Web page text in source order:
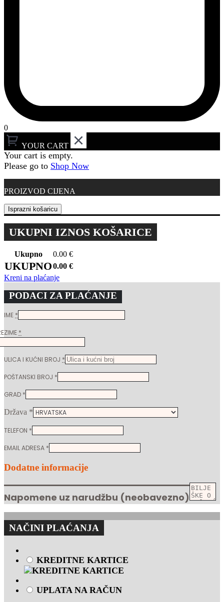
0
YOUR CART
Your cart is empty.
Please go to Shop Now
PROIZVOD CIJENA
Isprazni košaricu
UKUPNI IZNOS KOŠARICE
Ukupno 0.00 €
UKUPNO0.00 €
Kreni na plaćanje
PODACI ZA PLAĆANJE
IME *
*
ULICA I KUĆNI BROJ *
POŠTANSKI BROJ *
GRAD *
Država *
TELEFON *
EMAIL ADRESA *
Dodatne informacije
Napomene uz narudžbu (neobavezno)
NAČINI PLAĆANJA
KREDITNE KARTICE
UPLATA NA RAČUN